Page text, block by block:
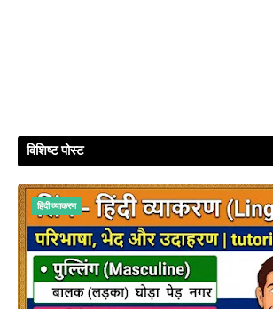
विशिष्ट पोस्ट
हिंदी व्‍याकरण